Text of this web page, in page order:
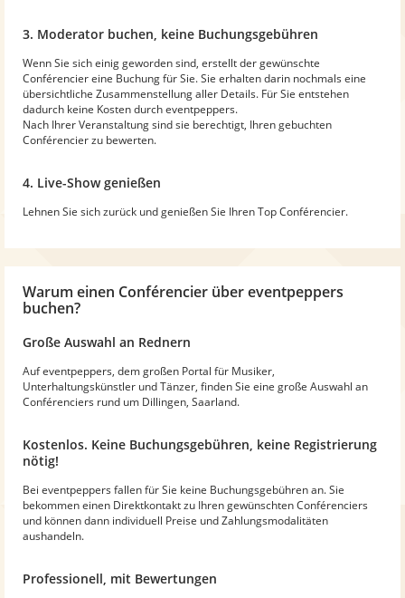
3. Moderator buchen, keine Buchungsgebühren
Wenn Sie sich einig geworden sind, erstellt der gewünschte
Conférencier eine Buchung für Sie. Sie erhalten darin nochmals eine
übersichtliche Zusammenstellung aller Details. Für Sie entstehen
dadurch keine Kosten durch eventpeppers.
Nach Ihrer Veranstaltung sind sie berechtigt, Ihren gebuchten
Conférencier zu bewerten.
4. Live-Show genießen
Lehnen Sie sich zurück und genießen Sie Ihren Top Conférencier.
Warum einen Conférencier über eventpeppers
buchen?
Große Auswahl an Rednern
Auf eventpeppers, dem großen Portal für Musiker,
Unterhaltungskünstler und Tänzer, finden Sie eine große Auswahl an
Conférenciers rund um Dillingen, Saarland.
Kostenlos. Keine Buchungsgebühren, keine Registrierung
nötig!
Bei eventpeppers fallen für Sie keine Buchungsgebühren an. Sie
bekommen einen Direktkontakt zu Ihren gewünschten Conférenciers
und können dann individuell Preise und Zahlungsmodalitäten
aushandeln.
Professionell, mit Bewertungen